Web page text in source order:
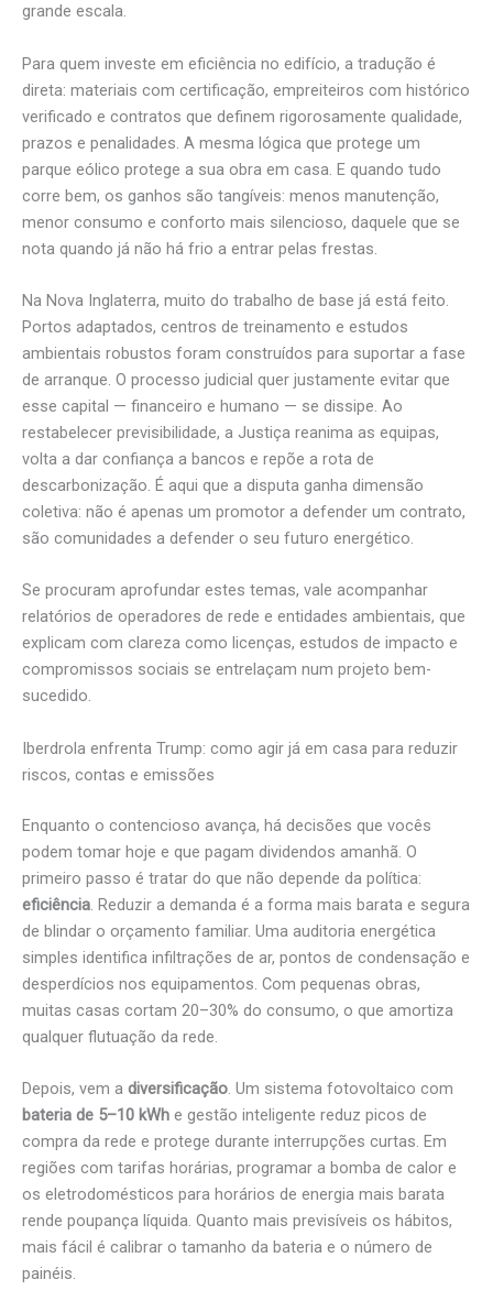
grande escala.
Para quem investe em eficiência no edifício, a tradução é
direta: materiais com certificação, empreiteiros com histórico
verificado e contratos que definem rigorosamente qualidade,
prazos e penalidades. A mesma lógica que protege um
parque eólico protege a sua obra em casa. E quando tudo
corre bem, os ganhos são tangíveis: menos manutenção,
menor consumo e conforto mais silencioso, daquele que se
nota quando já não há frio a entrar pelas frestas.
Na Nova Inglaterra, muito do trabalho de base já está feito.
Portos adaptados, centros de treinamento e estudos
ambientais robustos foram construídos para suportar a fase
de arranque. O processo judicial quer justamente evitar que
esse capital — financeiro e humano — se dissipe. Ao
restabelecer previsibilidade, a Justiça reanima as equipas,
volta a dar confiança a bancos e repõe a rota de
descarbonização. É aqui que a disputa ganha dimensão
coletiva: não é apenas um promotor a defender um contrato,
são comunidades a defender o seu futuro energético.
Se procuram aprofundar estes temas, vale acompanhar
relatórios de operadores de rede e entidades ambientais, que
explicam com clareza como licenças, estudos de impacto e
compromissos sociais se entrelaçam num projeto bem-
sucedido.
Iberdrola enfrenta Trump: como agir já em casa para reduzir
riscos, contas e emissões
Enquanto o contencioso avança, há decisões que vocês
podem tomar hoje e que pagam dividendos amanhã. O
primeiro passo é tratar do que não depende da política:
eficiência. Reduzir a demanda é a forma mais barata e segura
de blindar o orçamento familiar. Uma auditoria energética
simples identifica infiltrações de ar, pontos de condensação e
desperdícios nos equipamentos. Com pequenas obras,
muitas casas cortam 20–30% do consumo, o que amortiza
qualquer flutuação da rede.
Depois, vem a diversificação. Um sistema fotovoltaico com
bateria de 5–10 kWh e gestão inteligente reduz picos de
compra da rede e protege durante interrupções curtas. Em
regiões com tarifas horárias, programar a bomba de calor e
os eletrodomésticos para horários de energia mais barata
rende poupança líquida. Quanto mais previsíveis os hábitos,
mais fácil é calibrar o tamanho da bateria e o número de
painéis.